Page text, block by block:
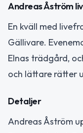
Andreas Åström
En kväll med
Gällivare.
Elnas trädgård,
och lättare rätter
Detaljer
Andreas Åström